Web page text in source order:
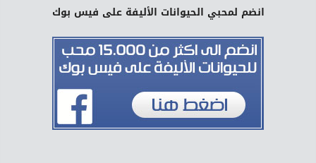
انضم لمحبي الحيوانات الأليفة على فيس بوك